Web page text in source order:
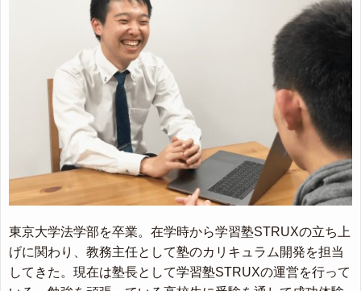
東京大学法学部を卒業。在学時から学習塾STRUXの立ち上
げに関わり、教務主任として塾のカリキュラム開発を担当
してきた。現在は塾長として学習塾STRUXの運営を行って